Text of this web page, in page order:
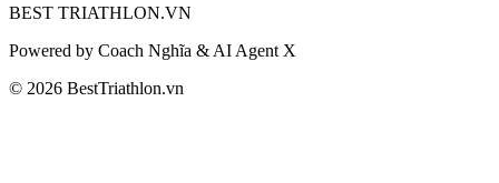
BEST TRIATHLON.VN
Powered by Coach Nghĩa & AI Agent X
© 2026 BestTriathlon.vn